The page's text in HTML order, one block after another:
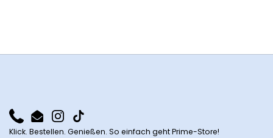
PhoneEmail Instagram
TikTok
Klick. Bestellen. Genießen. So einfach geht Prime-Store!